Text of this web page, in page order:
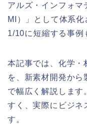
アルズ・インフォ
MI）」として体系
1/10に短縮する事例
本記事では、化学・
を、新素材開発から
で幅広く解説します
すく、実際にビジネ
す。